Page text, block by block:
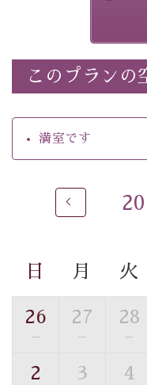
・環境に配慮したア
・館内フリーWi-Fi
・駐車場完備
・チェックイン15時
自家源泉「美翠源泉
の効果が高い、極め
温泉の成分に合わせ
用。 足元が柔らかく
す。
※男性大浴場までのご
このプランの
満室です
日 月 火
26
—
27
—
28
—
2 3 4